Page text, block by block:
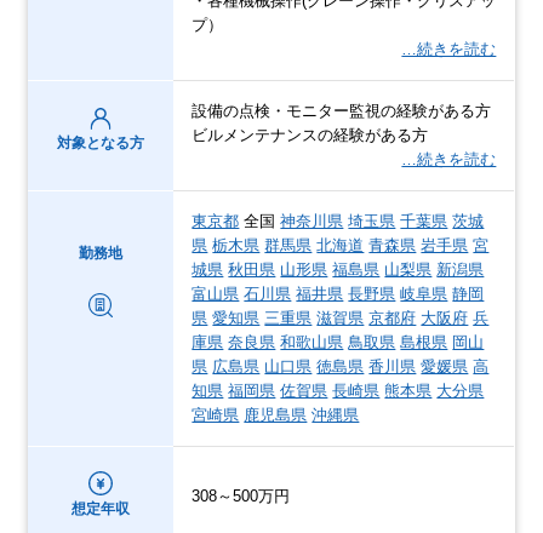
プ）
…続きを読む
対象となる方
設備の点検・モニター監視の経験がある方
ビルメンテナンスの経験がある方
…続きを読む
勤務地
東京都 全国神奈川県 埼玉県 千葉県 茨城
県 栃木県 群馬県 北海道 青森県 岩手県 宮
城県 秋田県 山形県 福島県 山梨県 新潟県
富山県 石川県 福井県 長野県 岐阜県 静岡
県 愛知県 三重県 滋賀県 京都府 大阪府 兵
庫県 奈良県 和歌山県 鳥取県 島根県 岡山
県 広島県 山口県 徳島県 香川県 愛媛県 高
知県 福岡県 佐賀県 長崎県 熊本県 大分県
宮崎県 鹿児島県 沖縄県
想定年収
308～500万円